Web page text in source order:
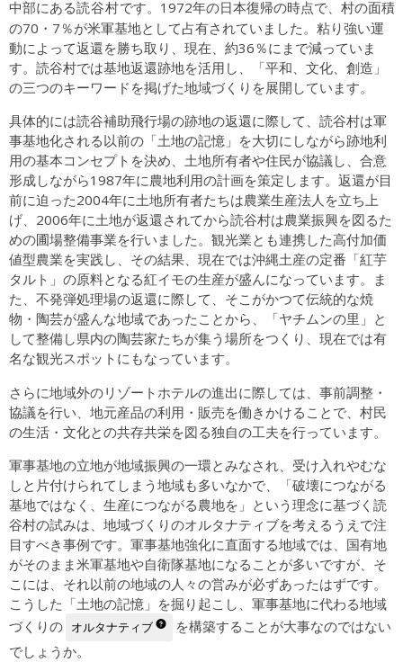
中部にある読谷村です。1972年の日本復帰の時点で、村の面積
の70・7％が米軍基地として占有されていました。粘り強い運
動によって返還を勝ち取り、現在、約36％にまで減っていま
す。読谷村では基地返還跡地を活用し、「平和、文化、創造」
の三つのキーワードを掲げた地域づくりを展開しています。
具体的には読谷補助飛行場の跡地の返還に際して、読谷村は軍
事基地化される以前の「土地の記憶」を大切にしながら跡地利
用の基本コンセプトを決め、土地所有者や住民が協議し、合意
形成しながら1987年に農地利用の計画を策定します。返還が目
前に迫った2004年に土地所有者たちは農業生産法人を立ち上
げ、2006年に土地が返還されてから読谷村は農業振興を図るた
めの圃場整備事業を行いました。観光業とも連携した高付加価
値型農業を実践し、その結果、現在では沖縄土産の定番「紅芋
タルト」の原料となる紅イモの生産が盛んになっています。ま
た、不発弾処理場の返還に際して、そこがかつて伝統的な焼
物・陶芸が盛んな地域であったことから、「ヤチムンの里」と
して整備し県内の陶芸家たちが集う場所をつくり、現在では有
名な観光スポットにもなっています。
さらに地域外のリゾートホテルの進出に際しては、事前調整・
協議を行い、地元産品の利用・販売を働きかけることで、村民
の生活・文化との共存共栄を図る独自の工夫を行っています。
軍事基地の立地が地域振興の一環とみなされ、受け入れやむな
しと片付けられてしまう地域も多いなかで、「破壊につながる
基地ではなく、生産につながる農地を」という理念に基づく読
谷村の試みは、地域づくりのオルタナティブを考えるうえで注
目すべき事例です。軍事基地強化に直面する地域では、国有地
がそのまま米軍基地や自衛隊基地になることが多いですが、そ
こには、それ以前の地域の人々の営みが必ずあったはずです。
こうした「土地の記憶」を掘り起こし、軍事基地に代わる地域
づくりの オルタナティブ
を構築することが大事なのではない
でしょうか。